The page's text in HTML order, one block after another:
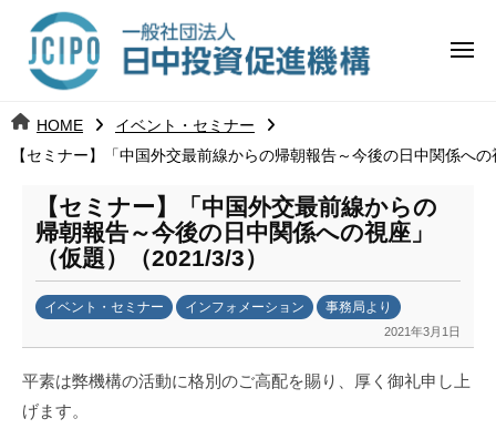
ツ 日
中
投
資
促
進
機
j
c
メ
HOME
イベント・セミナー
【セミナー】「中国外交最前線からの帰朝報告～今後の日中関係へ
【セミナー】「中国外交最前線からの
帰朝報告～今後の日中関係への視座」
（仮題）（2021/3/3）
イベント・セミナー インフォメーション 事務局より
2021年3月1日
k
a
平素は弊機構の活動に格別のご高配を賜り、厚く御礼申し上
げます。
日
中
資
進
構